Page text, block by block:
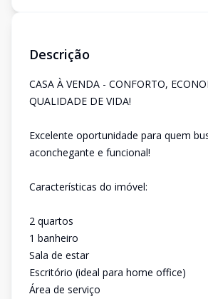
Descrição
CASA À VENDA - CONFORTO,
QUALIDADE DE VIDA!
Excelente oportunidade para quem
aconchegante e funcional!
Características do imóvel:
2 quartos
1 banheiro
Sala de estar
Escritório (ideal para home office)
Área de serviço